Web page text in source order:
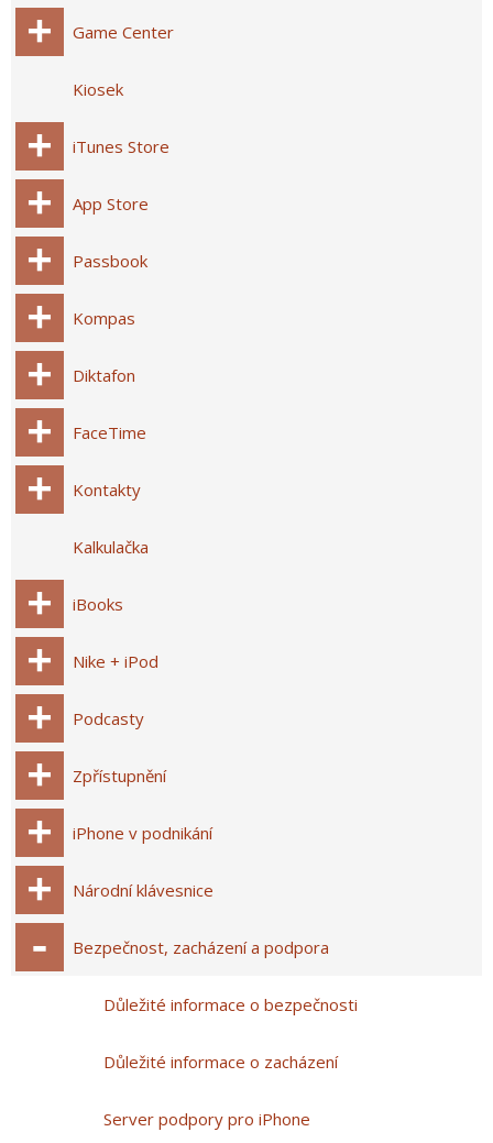
Game Center
Kiosek
iTunes Store
App Store
Passbook
Kompas
Diktafon
FaceTime
Kontakty
Kalkulačka
iBooks
Nike + iPod
Podcasty
Zpřístupnění
iPhone v podnikání
Národní klávesnice
Bezpečnost, zacházení a podpora
Důležité informace o bezpečnosti
Důležité informace o zacházení
Server podpory pro iPhone